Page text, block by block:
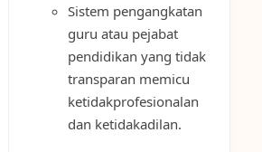
Sistem pengangkatan
guru atau pejabat
pendidikan yang tidak
transparan memicu
ketidakprofesionalan
dan ketidakadilan.